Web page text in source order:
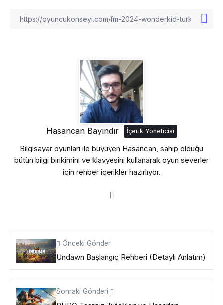
Hasancan Bayındır İçerik Yöneticisi
Bilgisayar oyunları ile büyüyen Hasancan, sahip olduğu
bütün bilgi birikimini ve klavyesini kullanarak oyun severler
için rehber içerikler hazırlıyor.
Önceki Gönderi
Undawn Başlangıç Rehberi (Detaylı Anlatım)
Sonraki Gönderi